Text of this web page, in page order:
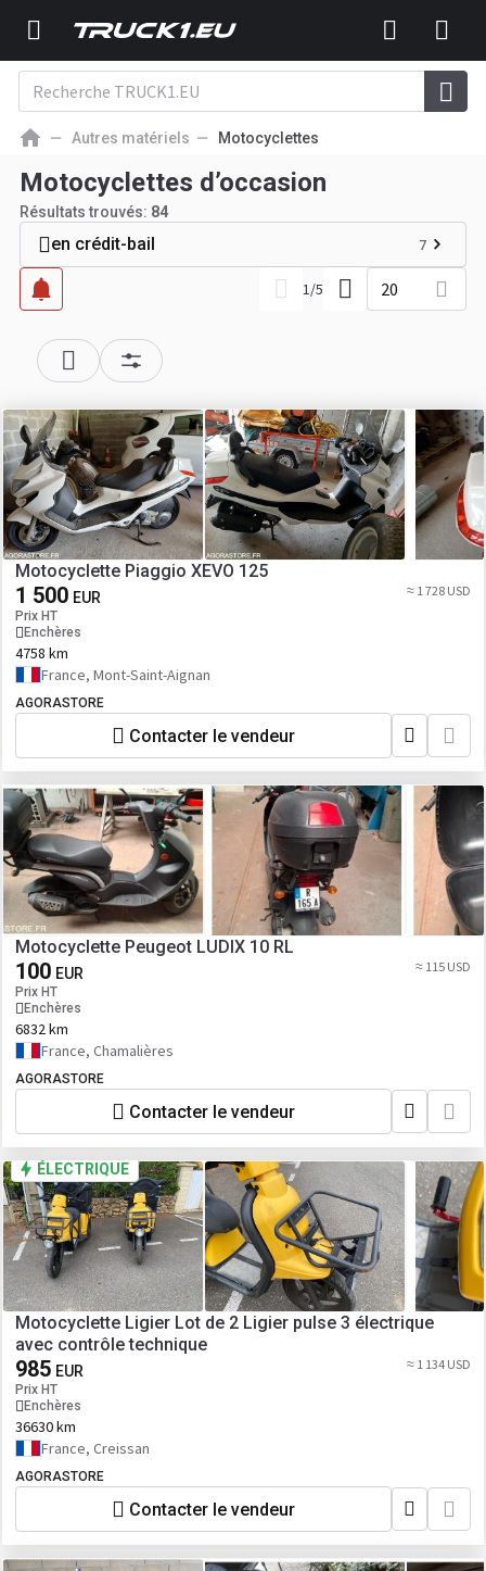
Autres matériels Motocyclettes
Motocyclettes d’occasion
Résultats trouvés: 84
en crédit-bail 7
1/5 20
Motocyclette Piaggio XEVO 125
1 500 EUR
Prix HT
Enchères
≈ 1 728 USD
4758 km
France, Mont-Saint-Aignan
AGORASTORE
Contacter le vendeur
Motocyclette Peugeot LUDIX 10 RL
100 EUR
Prix HT
Enchères
≈ 115 USD
6832 km
France, Chamalières
AGORASTORE
Contacter le vendeur
ÉLECTRIQUE
Motocyclette Ligier Lot de 2 Ligier pulse 3 électrique
avec contrôle technique
985 EUR
Prix HT
Enchères
≈ 1 134 USD
36630 km
France, Creissan
AGORASTORE
Contacter le vendeur